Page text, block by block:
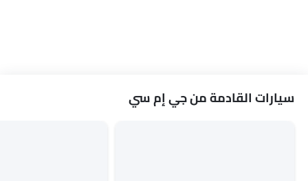
سيارات القادمة من جي إم سي